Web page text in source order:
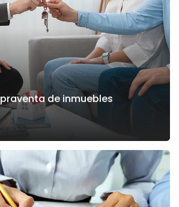
de inmuebles